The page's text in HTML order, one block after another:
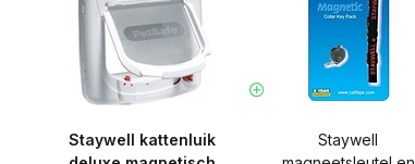
Staywell kattenluik
Staywell